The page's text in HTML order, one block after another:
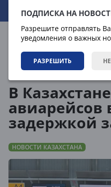
ПОДПИСКА НА
Разрешите отправлять
уведомления о важных
РАЗРЕШИТЬ
08.08.2026 02:07:13
В
авиарейсов
задержкой
НОВОСТИ КАЗАХСТАНА